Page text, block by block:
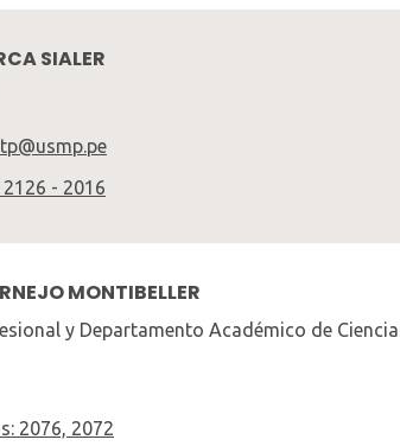
SIALER
- 2016
MONTIBELLER
y Departamento Académico de
2076, 2072